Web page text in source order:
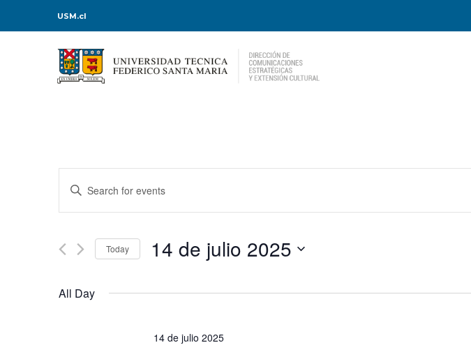
USM.cl
Events
Search
and
Views
Navigation
Keyword.
for
Keyword.
Today 14 de julio 2025
All Day
14 de julio 2025